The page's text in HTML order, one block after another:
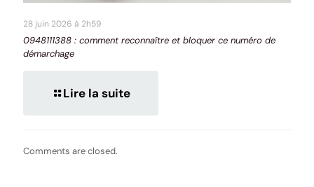
28 juin 2026 à 2h59
0948111388 : comment reconnaître et bloquer ce numéro de
démarchage
Lire la suite
Comments are closed.